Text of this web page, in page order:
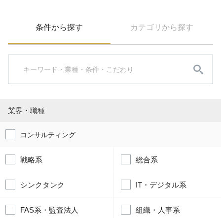
条件から探す カテゴリから探す
業界・職種
コンサルティング
戦略系 総合系
シンクタンク IT・デジタル系
FAS系・監査法人 組織・人事系